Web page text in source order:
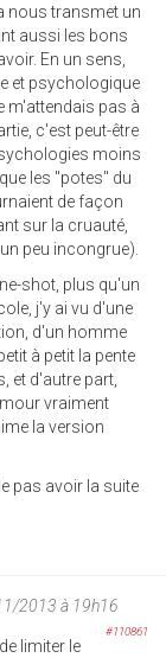
nous transmet un
aussi les bons
En un sens,
et psychologique
m'attendais pas à
c'est peut-être
moins
les "potes" du
de façon
sur la cruauté,
peu incongrue).
shot, plus qu'un
j'y ai vu d'une
d'un homme
à petit la pente
et d'autre part,
vraiment
la version
pas avoir la suite
2013 à 19h16
#110861
limiter le